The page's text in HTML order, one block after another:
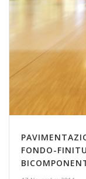
FONDO-